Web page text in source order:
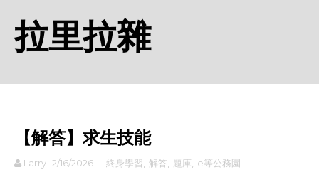
拉里拉雜
【解答】求生技能
Larry 2/16/2026 - 終身學習 解答 題庫 e等公務園